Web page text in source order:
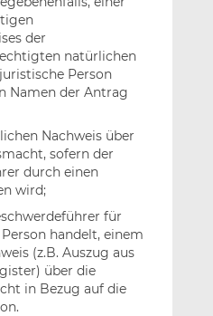
der
natürlichen
Person
Namen der Antrag
Nachweis über
sofern der
durch einen
wird;
für
handelt, einem
(z.B. Auszug aus
über die
in Bezug auf die